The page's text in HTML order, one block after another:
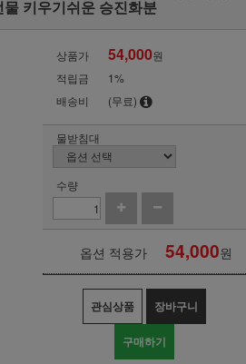
키우기쉬운 승진화분
상품가 54,000원
적립금
1%
배송비
(무료)
물받침대
수량
옵션 적용가 54,000원
관심상품 장바구니
구매하기